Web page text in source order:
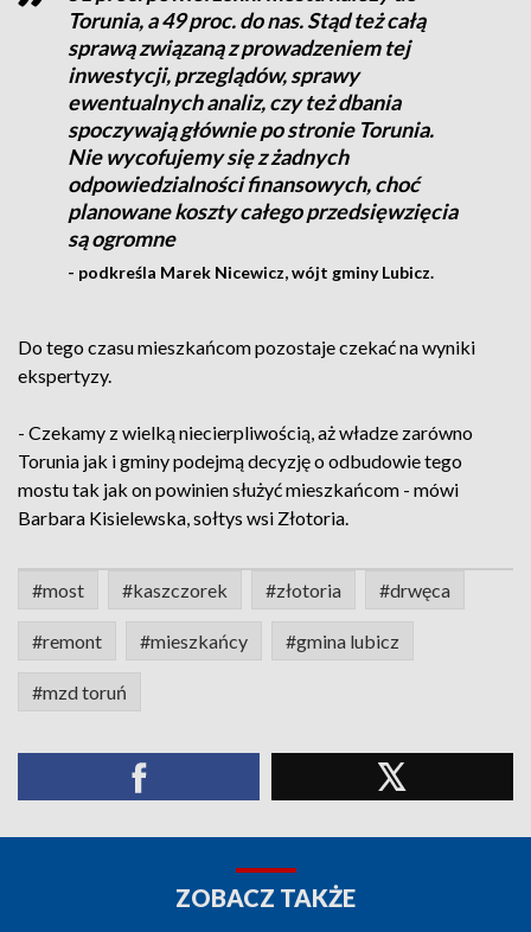
Torunia, a 49 proc. do nas. Stąd też całą
sprawą związaną z prowadzeniem tej
inwestycji, przeglądów, sprawy
ewentualnych analiz, czy też dbania
spoczywają głównie po stronie Torunia.
Nie wycofujemy się z żadnych
odpowiedzialności finansowych, choć
planowane koszty całego przedsięwzięcia
są ogromne
- podkreśla Marek Nicewicz, wójt gminy Lubicz.
Do tego czasu mieszkańcom pozostaje czekać na wyniki
ekspertyzy.
- Czekamy z wielką niecierpliwością, aż władze zarówno
Torunia jak i gminy podejmą decyzję o odbudowie tego
mostu tak jak on powinien służyć mieszkańcom - mówi
Barbara Kisielewska, sołtys wsi Złotoria.
#most #kaszczorek #złotoria #drwęca
#remont #mieszkańcy #gmina lubicz
#mzd toruń
ZOBACZ TAKŻE